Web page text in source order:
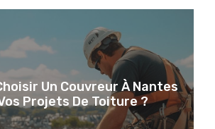
Un Couvreur À Nantes
Projets De Toiture ?